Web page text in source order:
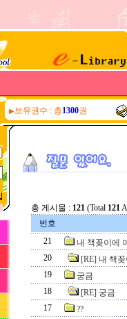
▶보유권수 : 총1300권
총 게시물 : 121 (Total 121
번호
21
내 책꽂이에
20
[RE] 내 책
19
궁금
18
[RE] 궁금
17
??